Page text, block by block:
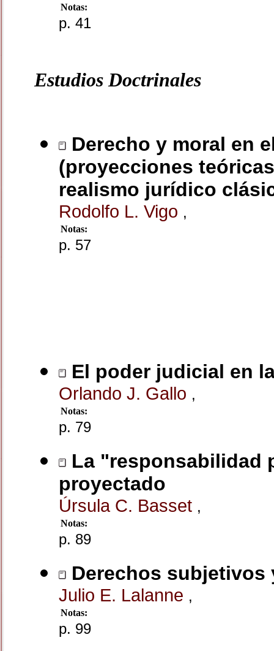
Notas:
p. 41
Estudios Doctrinales
Derecho y moral en
(proyecciones
realismo jurídico
Rodolfo L. Vigo ,
Notas:
p. 57
El poder judicial en
Orlando J. Gallo ,
Notas:
p. 79
La "responsabilidad
proyectado
Úrsula C. Basset ,
Notas:
p. 89
Derechos subjetivos
Julio E. Lalanne ,
Notas:
p. 99